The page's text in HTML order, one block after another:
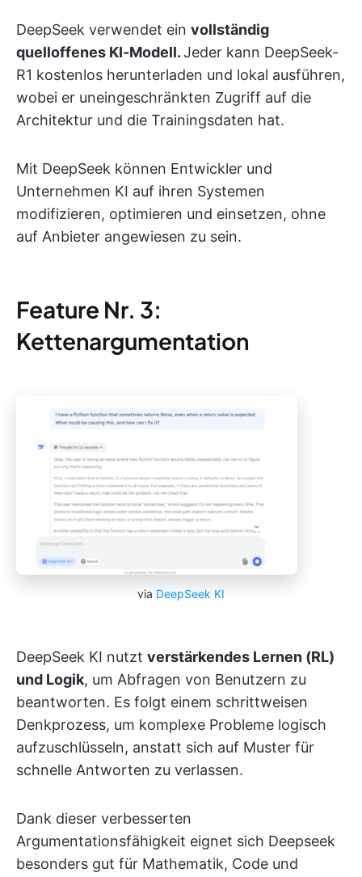
DeepSeek verwendet ein vollständig
quelloffenes KI-Modell.Jeder kann DeepSeek-
R1 kostenlos herunterladen und lokal ausführen,
wobei er uneingeschränkten Zugriff auf die
Architektur und die Trainingsdaten hat.
Mit DeepSeek können Entwickler und
Unternehmen KI auf ihren Systemen
modifizieren, optimieren und einsetzen, ohne
auf Anbieter angewiesen zu sein.
Feature Nr. 3:
Kettenargumentation
via DeepSeek KI
DeepSeek KI nutzt verstärkendes Lernen (RL)
und Logik, um Abfragen von Benutzern zu
beantworten. Es folgt einem schrittweisen
Denkprozess, um komplexe Probleme logisch
aufzuschlüsseln, anstatt sich auf Muster für
schnelle Antworten zu verlassen.
Dank dieser verbesserten
Argumentationsfähigkeit eignet sich Deepseek
besonders gut für Mathematik, Code und